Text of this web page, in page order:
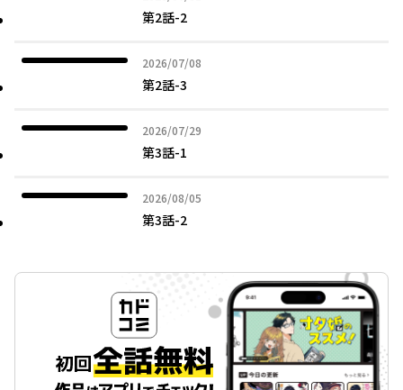
第2話-2
2026/07/08
2026年07月08日
第2話-3
2026/07/29
2026年07月29日
第3話-1
2026/08/05
2026年08月05日
第3話-2